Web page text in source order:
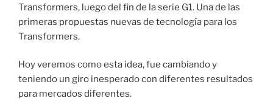
Transformers, luego del fin de la serie G1. Una de las
primeras propuestas nuevas de tecnología para los
Transformers.
Hoy veremos como esta idea, fue cambiando y
teniendo un giro inesperado con diferentes resultados
para mercados diferentes.